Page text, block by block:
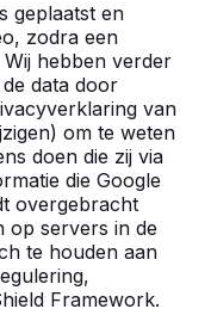
geplaatst en
zodra een
hebben verder
data door
van
om te weten
doen die zij via
die Google
overgebracht
op servers in de
te houden aan
Framework.
Voetvolleybal is een
van tafeltennis en
op een schoolplein,
openbare ruimte.